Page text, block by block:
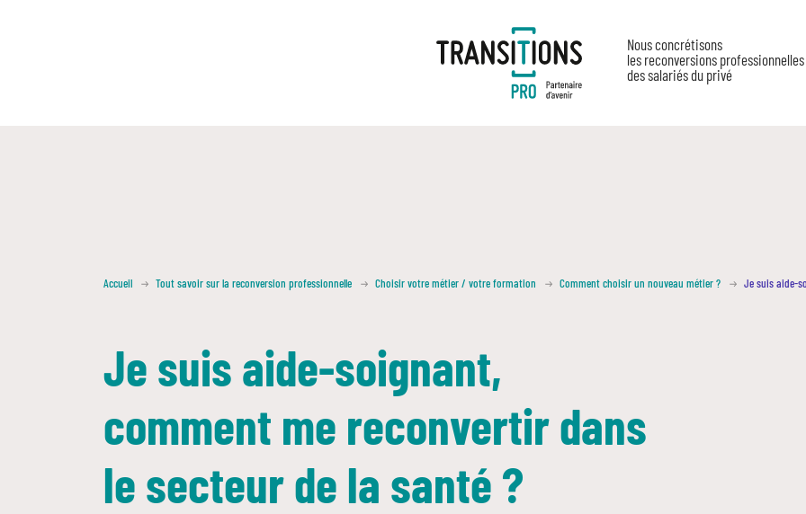
Nous concrétisons
les reconversions professionnelles
des salariés du privé
Accueil Tout savoir sur la reconversion professionnelle Choisir votre métier / votre formation Comment choisir un nouveau métier ? Je suis aide-
Je suis aide-soignant,
comment me reconvertir dans
le secteur de la santé ?